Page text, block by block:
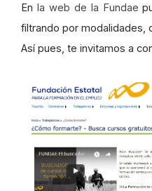
En la web de la Fundae
filtrando por modalidades,
Así pues, te invitamos a